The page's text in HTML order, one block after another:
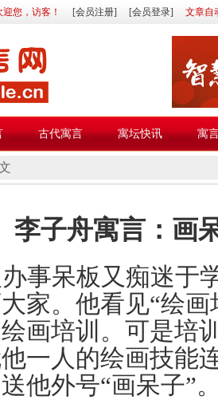
迎您，访客！ [会员注册] [会员登录] 文章自
古代寓言 寓坛快讯 寓
李子舟寓言：画
事呆板又痴迷于
家。他看见“绘
画培训。可是培
一人的绘画技能
他外号“画呆子”